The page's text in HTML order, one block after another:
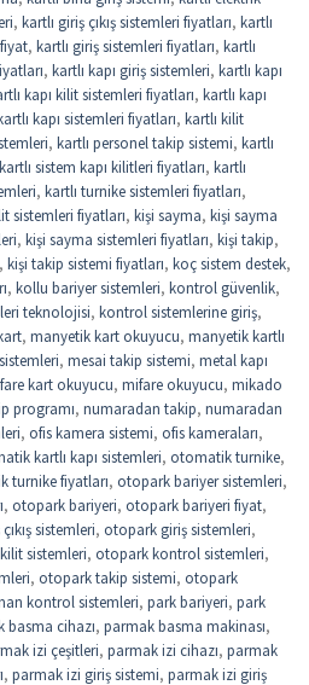
, kartlı giriş çıkış sistemleri fiyatları, kartlı
, kartlı giriş sistemleri fiyatları, kartlı
, kartlı kapı giriş sistemleri, kartlı kapı
kapı kilit sistemleri fiyatları, kartlı kapı
kapı sistemleri fiyatları, kartlı kilit
, kartlı personel takip sistemi, kartlı
kartlı sistem kapı kilitleri fiyatları, kartlı
, kartlı turnike sistemleri fiyatları,
sistemleri fiyatları, kişi sayma, kişi sayma
, kişi sayma sistemleri fiyatları, kişi takip,
, kişi takip sistemi fiyatları, koç sistem destek,
, kollu bariyer sistemleri, kontrol güvenlik,
teknolojisi, kontrol sistemlerine giriş,
, manyetik kart okuyucu, manyetik kartlı
, mesai takip sistemi, metal kapı
kart okuyucu, mifare okuyucu, mikado
programı, numaradan takip, numaradan
, ofis kamera sistemi, ofis kameraları,
kartlı kapı sistemleri, otomatik turnike,
turnike fiyatları, otopark bariyer sistemleri,
, otopark bariyeri, otopark bariyeri fiyat,
sistemleri, otopark giriş sistemleri,
sistemleri, otopark kontrol sistemleri,
, otopark takip sistemi, otopark
kontrol sistemleri, park bariyeri, park
basma cihazı, parmak basma makinası,
izi çeşitleri, parmak izi cihazı, parmak
, parmak izi giriş sistemi, parmak izi giriş